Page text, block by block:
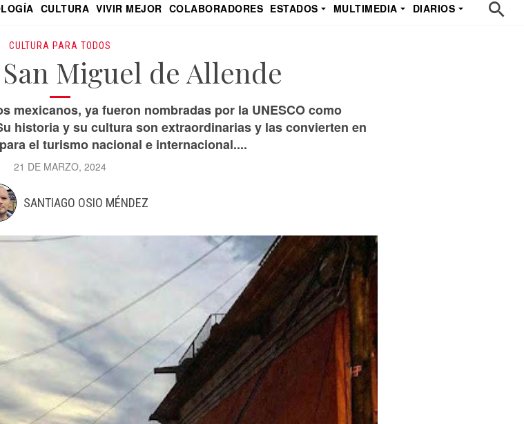
CULTURA VIVIR MEJOR COLABORADORES ESTADOS MULTIMEDIA
DIARIOS
CULTURA PARA TODOS
Miguel de Allende
mexicanos, ya fueron nombradas por la UNESCO como
historia y su cultura son extraordinarias y las convierten en
el turismo nacional e internacional....
21 DE MARZO, 2024
SANTIAGO OSIO MÉNDEZ